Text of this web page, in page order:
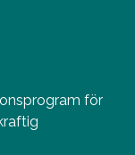
för